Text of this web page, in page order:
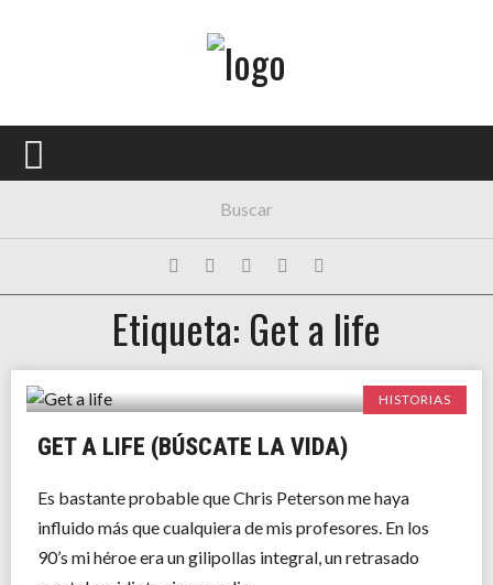
PORTADA
FESTIVALES
EXPOSICIONES
HISTORIAS
Etiqueta: Get a life
HISTORIAS
GET A LIFE (BÚSCATE LA VIDA)
Es bastante probable que Chris Peterson me haya
influido más que cualquiera de mis profesores. En los
90’s mi héroe era un gilipollas integral, un retrasado